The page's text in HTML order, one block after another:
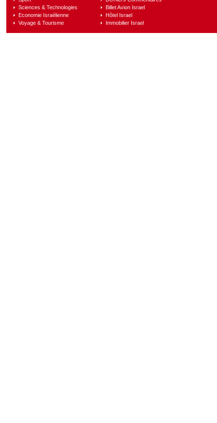
Sciences & Technologies
Economie Israélienne
Voyage & Tourisme
Billet Avion Israel
Hôtel Israel
Immobilier Israel